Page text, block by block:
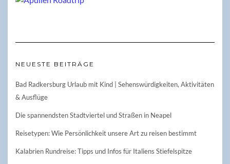
NEUESTE BEITRÄGE
Bad Radkersburg Urlaub mit Kind | Sehenswürdigkeiten, Aktivitäten
& Ausflüge
Die spannendsten Stadtviertel und Straßen in Neapel
Reisetypen: Wie Persönlichkeit unsere Art zu reisen bestimmt
Kalabrien Rundreise: Tipps und Infos für Italiens Stiefelspitze